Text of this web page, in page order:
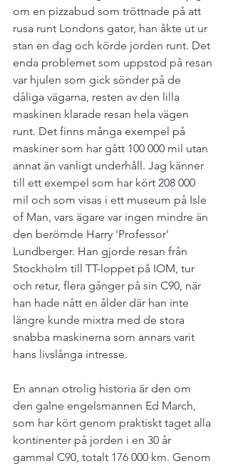
om en pizzabud som tröttnade på att
rusa runt Londons gator, han åkte ut ur
stan en dag och körde jorden runt. Det
enda problemet som uppstod på resan
var hjulen som gick sönder på de
dåliga vägarna, resten av den lilla
maskinen klarade resan hela vägen
runt. Det finns många exempel på
maskiner som har gått 100 000 mil utan
annat än vanligt underhåll. Jag känner
till ett exempel som har kört 208 000
mil och som visas i ett museum på Isle
of Man, vars ägare var ingen mindre än
den berömde Harry 'Professor'
Lundberger. Han gjorde resan från
Stockholm till TT-loppet på IOM, tur
och retur, flera gånger på sin C90, när
han hade nått en ålder där han inte
längre kunde mixtra med de stora
snabba maskinerna som annars varit
hans livslånga intresse.
En annan otrolig historia är den om
den galne engelsmannen Ed March,
som har kört genom praktiskt taget alla
kontinenter på jorden i en 30 år
gammal C90, totalt 176 000 km. Genom